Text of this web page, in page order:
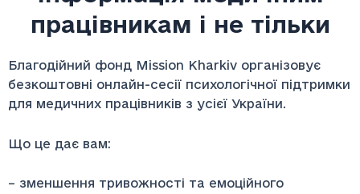
працівникам і не тільки
Благодійний фонд Mission Kharkiv організовує
безкоштовні онлайн-сесії психологічної підтримки
для медичних працівників з усієї України.
Що це дає вам:
– зменшення тривожності та емоційного